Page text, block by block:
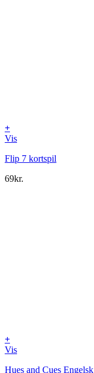
+
Vis
Flip 7 kortspil
69kr.
+
Vis
Hues and Cues Engelsk